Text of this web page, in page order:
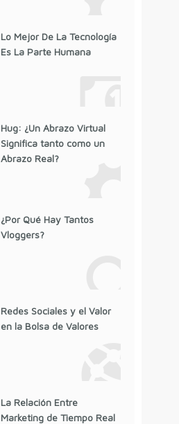
Lo Mejor De La Tecnología
Es La Parte Humana
Hug: ¿Un Abrazo Virtual
Significa tanto como un
Abrazo Real?
¿Por Qué Hay Tantos
Vloggers?
Redes Sociales y el Valor
en la Bolsa de Valores
La Relación Entre
Marketing de Tiempo Real